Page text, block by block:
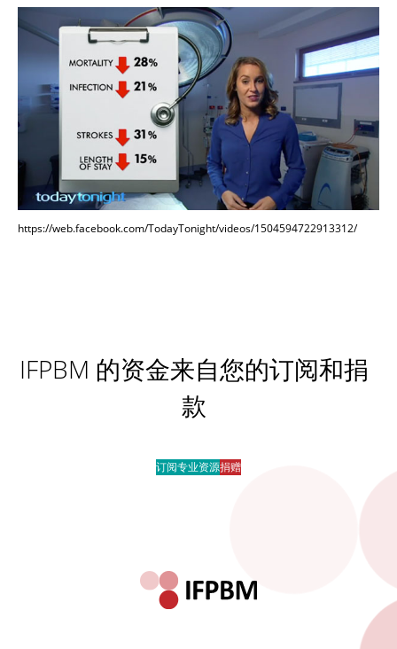
https://web.facebook.com/TodayTonight/videos/1504594722913312/
IFPBM 的资金来自您的订阅和捐
款
订阅专业资源捐赠